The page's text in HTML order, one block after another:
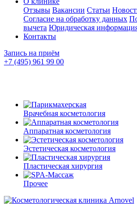
Отзывы Вакансии Статьи
Согласие на обработку данных
вычета Юридическая
Контакты
Запись на приём
+7 (495) 961 99 00
Врачебная косметология
Аппаратная косметология
Эстетическая косметология
Пластическая хирургия
Прочее